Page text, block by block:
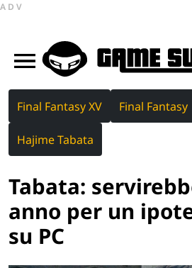
ADV
Final Fantasy XV Final Fantasy
Hajime Tabata
Tabata:
anno per un
su PC